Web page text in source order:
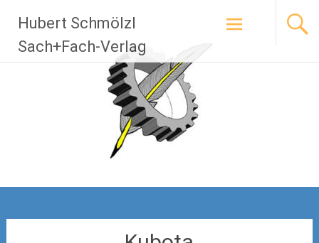
Inhalt
springen
Hubert Schmölzl
Sach+Fach-Verlag